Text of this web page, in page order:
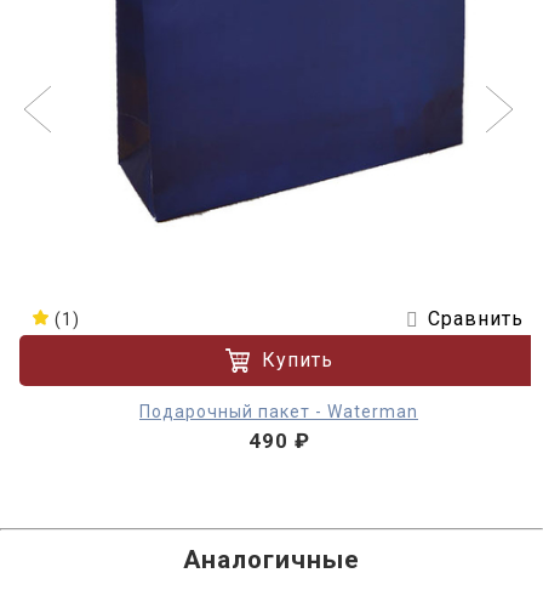
(1)
Сравнить
Купить
Подарочный пакет - Waterman
490 ₽
Аналогичные